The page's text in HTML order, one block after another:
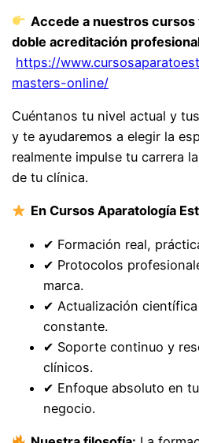
Accede a nuestros
doble acreditación
https://
masters-online/
Cuéntanos tu nivel actual y
y te ayudaremos a elegir la
realmente impulse tu carrera
de tu clínica.
En Cursos Aparatología
✔ Formación real,
✔ Protocolos
marca.
✔ Actualización
constante.
✔ Soporte continuo y
clínicos.
✔ Enfoque absoluto en
negocio.